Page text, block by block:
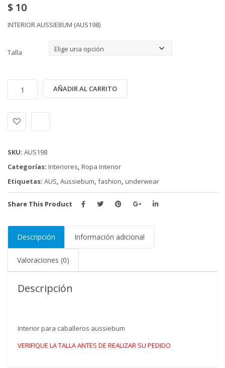
$ 10
INTERIOR AUSSIEBUM (AUS198)
Talla
AUSSIEBUM
cantidad
AÑADIR AL CARRITO
SKU: AUS198
Categorías: Interiores, Ropa Interior
Etiquetas: AUS, Aussiebum, fashion, underwear
Share This Product
Descripción Información adicional
Valoraciones (0)
Descripción
Interior para caballeros aussiebum
VERIFIQUE LA TALLA ANTES DE REALIZAR SU PEDIDO